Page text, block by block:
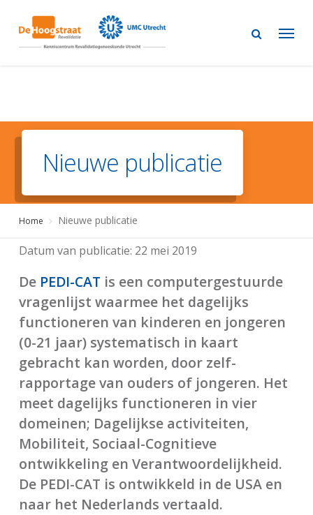
main
Nieuwe publicatie
Home Nieuwe publicatie
Datum van publicatie: 22 mei 2019
De PEDI-CAT is een computergestuurde
vragenlijst waarmee het dagelijks
functioneren van kinderen en jongeren
(0-21 jaar) systematisch in kaart
gebracht kan worden, door zelf-
rapportage van ouders of jongeren. Het
meet dagelijks functioneren in vier
domeinen; Dagelijkse activiteiten,
Mobiliteit, Sociaal-Cognitieve
ontwikkeling en Verantwoordelijkheid.
De PEDI-CAT is ontwikkeld in de USA en
naar het Nederlands vertaald.